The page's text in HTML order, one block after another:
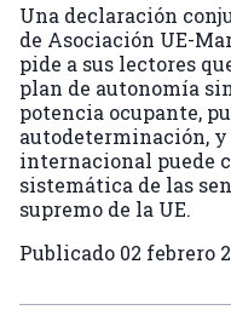
Una declaración
de Asociación UE-
pide a sus lectores
plan de autonomía
potencia ocupante,
autodeterminación, y
internacional puede
sistemática de las
supremo de la UE.
Publicado 02 febrero